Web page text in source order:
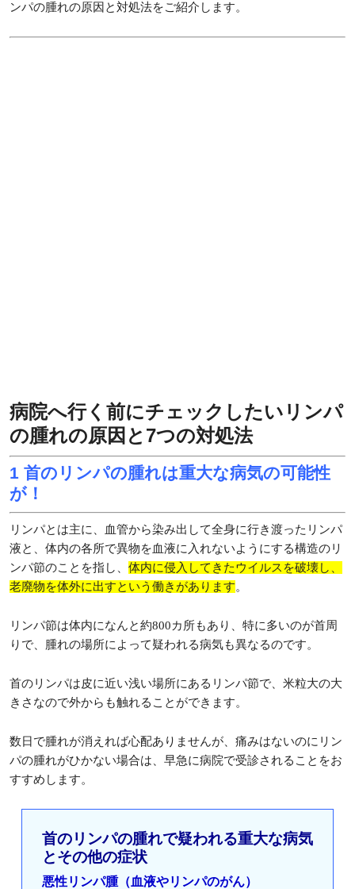
ンパの腫れの原因と対処法をご紹介します。
病院へ行く前にチェックしたいリンパ
の腫れの原因と7つの対処法
1 首のリンパの腫れは重大な病気の可能性
が！
リンパとは主に、血管から染み出して全身に行き渡ったリンパ
液と、体内の各所で異物を血液に入れないようにする構造のリ
ンパ節のことを指し、 体内に侵入してきたウイルスを破壊し、
老廃物を体外に出すという働きがあります。
リンパ節は体内になんと約800カ所もあり、特に多いのが首周
りで、腫れの場所によって疑われる病気も異なるのです。
首のリンパは皮に近い浅い場所にあるリンパ節で、米粒大の大
きさなので外からも触れることができます。
数日で腫れが消えれば心配ありませんが、痛みはないのにリン
パの腫れがひかない場合は、早急に病院で受診されることをお
すすめします。
首のリンパの腫れで疑われる重大な病気
とその他の症状
悪性リンパ腫（血液やリンパのがん）